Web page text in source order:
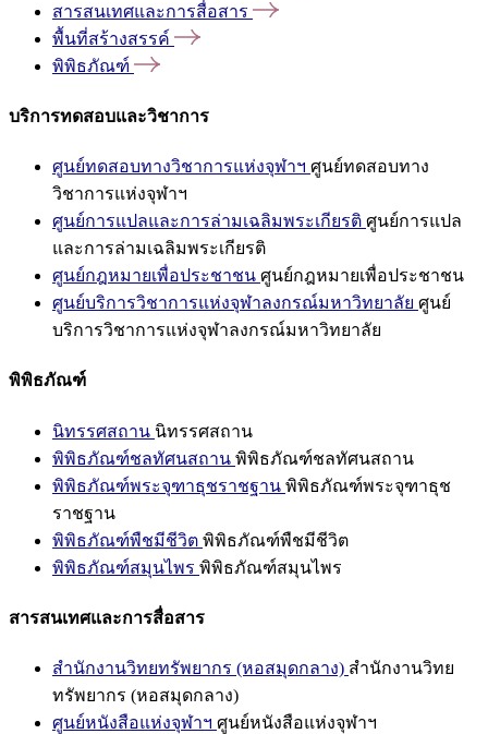
สารสนเทศและการสื่อสาร
พื้นที่สร้างสรรค์
พิพิธภัณฑ์
บริการทดสอบและวิชาการ
ศูนย์ทดสอบทางวิชาการแห่งจุฬาฯ ศูนย์ทดสอบทาง
วิชาการแห่งจุฬาฯ
ศูนย์การแปลและการล่ามเฉลิมพระเกียรติ ศูนย์การแปล
และการล่ามเฉลิมพระเกียรติ
ศูนย์กฎหมายเพื่อประชาชน ศูนย์กฎหมายเพื่อประชาชน
ศูนย์บริการวิชาการแห่งจุฬาลงกรณ์มหาวิทยาลัย ศูนย์
บริการวิชาการแห่งจุฬาลงกรณ์มหาวิทยาลัย
พิพิธภัณฑ์
นิทรรศสถาน นิทรรศสถาน
พิพิธภัณฑ์ชลทัศนสถาน พิพิธภัณฑ์ชลทัศนสถาน
พิพิธภัณฑ์พระจุฑาธุชราชฐาน พิพิธภัณฑ์พระจุฑาธุช
ราชฐาน
พิพิธภัณฑ์พืชมีชีวิต พิพิธภัณฑ์พืชมีชีวิต
พิพิธภัณฑ์สมุนไพร พิพิธภัณฑ์สมุนไพร
สารสนเทศและการสื่อสาร
สำนักงานวิทยทรัพยากร (หอสมุดกลาง) สำนักงานวิทย
ทรัพยากร (หอสมุดกลาง)
ศูนย์หนังสือแห่งจุฬาฯ ศูนย์หนังสือแห่งจุฬาฯ